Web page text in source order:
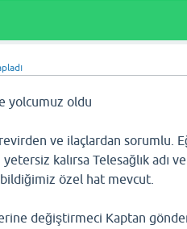
yolcumuz oldu
ve ilaçlardan sorumlu.
kalırsa Telesağlık adı
özel hat mevcut.
değiştirmeci Kaptan